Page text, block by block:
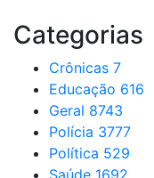
Categorias
Crônicas 7
Educação 616
Geral 8743
Polícia 3777
Política 529
Saúde 1692